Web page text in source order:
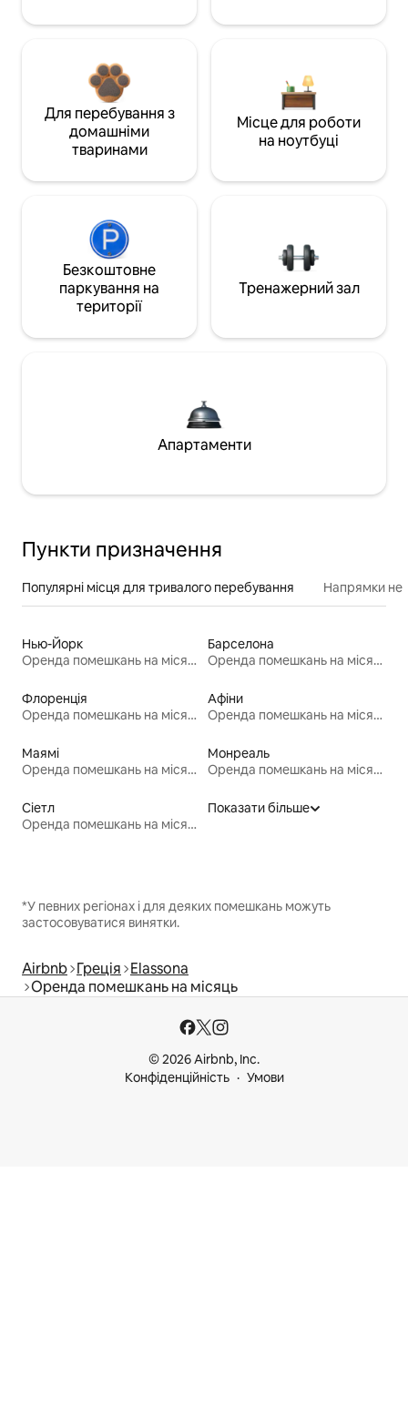
Для перебування з
домашніми
тваринами
Місце для роботи
на ноутбуці
Безкоштовне
паркування на
території
Тренажерний зал
Апартаменти
Пункти призначення
Популярні місця для тривалого перебування Напрямки
Нью-Йорк
Оренда помешкань на місяць
Барселона
Оренда помешкань на місяць
Флоренція
Оренда помешкань на місяць
Афіни
Оренда помешкань на місяць
Маямі
Оренда помешкань на місяць
Монреаль
Оренда помешкань на місяць
Сіетл
Оренда помешкань на місяць
Показати більше
*У певних регіонах і для деяких помешкань можуть
застосовуватися винятки.
Airbnb Греція Elassona
Оренда помешкань на місяць
© 2026 Airbnb, Inc.
Конфіденційність
Умови